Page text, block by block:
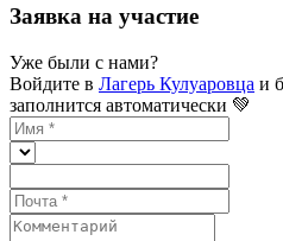
Заявка на участие
Уже были с нами?
Войдите в Лагерь Кулуаровца и
заполнится автоматически 💚